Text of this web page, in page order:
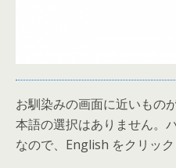
お馴染みの画面に近いもの
本語の選択はありません。
なので、English をクリック